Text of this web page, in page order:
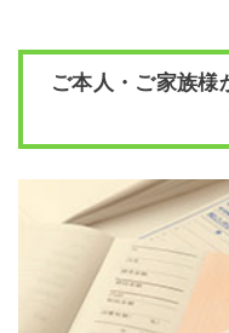
ご本人・ご家族様